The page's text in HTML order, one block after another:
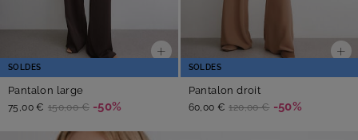
SOLDES
Pantalon large
75,00 € 150,00 € -50%
SOLDES
Pantalon droit
60,00 € 120,00 € -50%